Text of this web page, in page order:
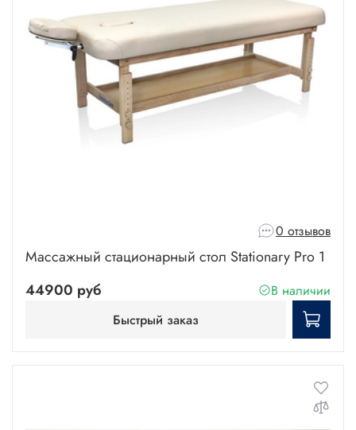
0 отзывов
Массажный стационарный стол Stationary Pro 1
44900 руб
В наличии
Быстрый заказ